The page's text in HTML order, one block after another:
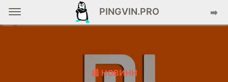
PINGVIN.PRO ➡️
📰 НОВИНИ